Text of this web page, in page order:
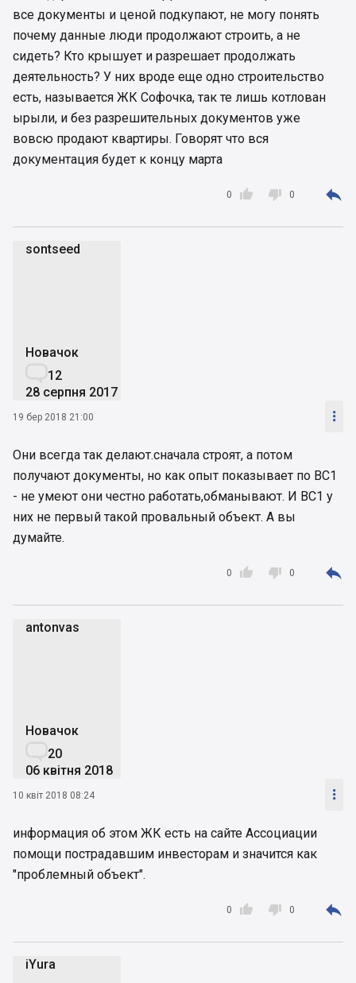
все документы и ценой подкупают, не могу понять
почему данные люди продолжают строить, а не
сидеть? Кто крышует и разрешает продолжать
деятельность? У них вроде еще одно строительство
есть, называется ЖК Софочка, так те лишь котлован
ырыли, и без разрешительных документов уже
вовсю продают квартиры. Говорят что вся
документация будет к концу марта

0  0 
sontseed
Новачок
12
28 серпня 2017
19 бер 2018 21:00 
Они всегда так делают.сначала строят, а потом
получают документы, но как опыт показывает по ВС1
- не умеют они честно работать,обманывают. И ВС1 у
них не первый такой провальный объект. А вы
думайте.

0  0 
antonvas
Новачок
20
06 квітня 2018
10 квіт 2018 08:24 
информация об этом ЖК есть на сайте Ассоциации
помощи пострадавшим инвесторам и значится как
"проблемный объект".

0  0 
iYura